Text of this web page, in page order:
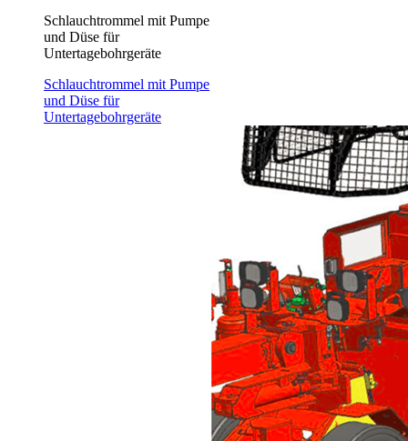
Schlauchtrommel mit Pumpe
und Düse für
Untertagebohrgeräte
Schlauchtrommel mit Pumpe
und Düse für
Untertagebohrgeräte